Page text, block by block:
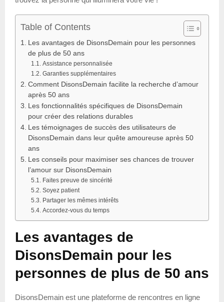
Table of Contents
Les avantages de DisonsDemain pour les personnes
de plus de 50 ans
Assistance personnalisée
Garanties supplémentaires
Comment DisonsDemain facilite la recherche d’amour
après 50 ans
Les fonctionnalités spécifiques de DisonsDemain
pour créer des relations durables
Les témoignages de succès des utilisateurs de
DisonsDemain dans leur quête amoureuse après 50
ans
Les conseils pour maximiser ses chances de trouver
l’amour sur DisonsDemain
Faites preuve de sincérité
Soyez patient
Partager les mêmes intérêts
Accordez-vous du temps
Les avantages de
DisonsDemain pour les
personnes de plus de 50 ans
DisonsDemain est une plateforme de rencontres en ligne